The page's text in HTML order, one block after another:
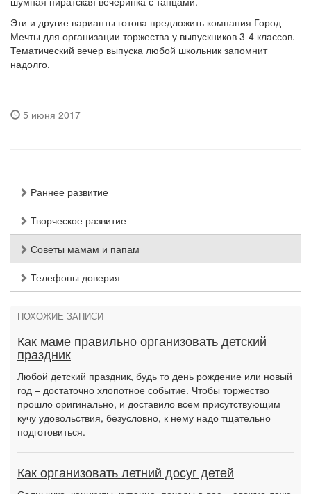
Эти и другие варианты готова предложить компания Город
Мечты для организации торжества у выпускников 3-4 классов.
Тематический вечер выпуска любой школьник запомнит
надолго.
5 июня 2017
Раннее развитие
Творческое развитие
Советы мамам и папам
Телефоны доверия
ПОХОЖИЕ ЗАПИСИ
Как маме правильно организовать детский
праздник
Любой детский праздник, будь то день рождение или новый
год – достаточно хлопотное событие. Чтобы торжество
прошло оригинально, и доставило всем присутствующим
кучу удовольствия, безусловно, к нему надо тщательно
подготовиться.
Как организовать летний досуг детей